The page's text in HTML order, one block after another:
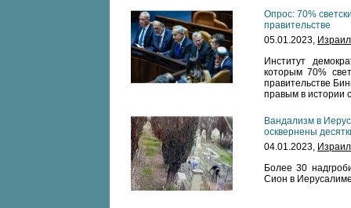
Опрос: 70%
правительстве
05.01.2023,
Институт
которым 70%
правительстве
правым в истории
Вандализм в
осквернены
04.01.2023,
Более 30
Сион в